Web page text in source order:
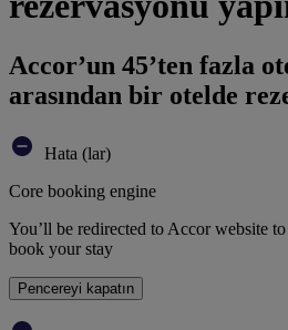
Accor’un 45’ten fazla
arasından bir otelde
Hata (lar)
Core booking engine
You’ll be redirected to Accor website
book your stay
Pencereyi kapatın